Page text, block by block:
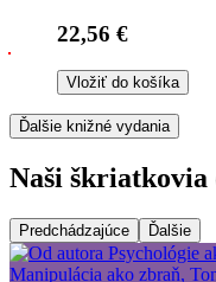
22,56 €
Vložiť do košíka
Ďalšie knižné vydania
Naši škriatkovia
Predchádzajúce Ďalšie